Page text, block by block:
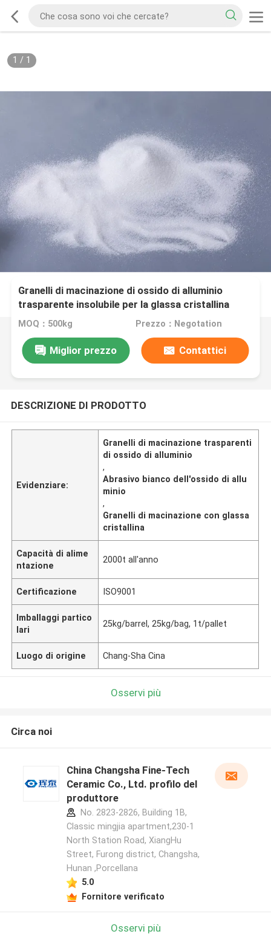
1 / 1
Granelli di macinazione di ossido di alluminio
trasparente insolubile per la glassa cristallina
MOQ：500kg Prezzo：Negotation
Miglior prezzo Contattici
DESCRIZIONE DI PRODOTTO
Evidenziare:
Granelli di macinazione trasparenti
di ossido di alluminio
,
Abrasivo bianco dell'ossido di allu
minio
,
Granelli di macinazione con glassa
cristallina
Capacità di alime
ntazione
2000t all'anno
Certificazione ISO9001
Imballaggi partico
lari
25kg/barrel, 25kg/bag, 1t/pallet
Luogo di origine Chang-Sha Cina
Osservi più
Circa noi
China Changsha Fine-Tech
Ceramic Co., Ltd. profilo del
produttore
No. 2823-2826, Building 1B,
Classic mingjia apartment,230-1
North Station Road, XiangHu
Street, Furong district, Changsha,
Hunan ,Porcellana
5.0
Fornitore verificato
Osservi più